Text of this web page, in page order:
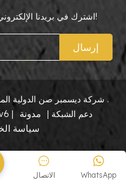
اشترك في بريدنا الإلكتروني لتكون أول من يعرف عروضنا الخاصة!
إرسال
IPv6 دعم الشبكة | مدونة |
سياسة
WhatsApp الاتصال